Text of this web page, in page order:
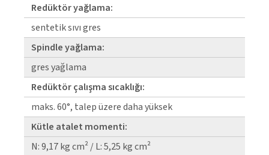
Redüktör yağlama:
senteti̇k sıvı gres
Spindle yağlama:
gres yağlama
Redüktör çalışma sıcaklığı:
maks. 60°, talep üzere daha yüksek
Kütle atalet momenti:
N: 9,17 kg cm² / L: 5,25 kg cm²